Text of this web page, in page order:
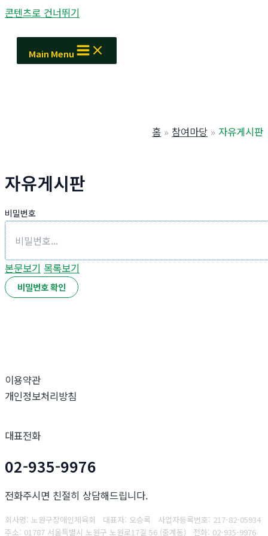
콘텐츠로 건너뛰기
Main Menu
홈 참여마당 자유게시판
자유게시판
비밀번호
본문보기 목록보기
비밀번호 확인
이용약관
개인정보처리방침
대표전화
02-935-9976
전화주시면 친절히 상담해드립니다.
회사명: 노원구장애인체육회 대표자: 오승록 사업자등록번호: 217-82-05934
주소: 01787 서울특별시 노원구 노원로17길 56 (중계동) 전화: 02-935-9976